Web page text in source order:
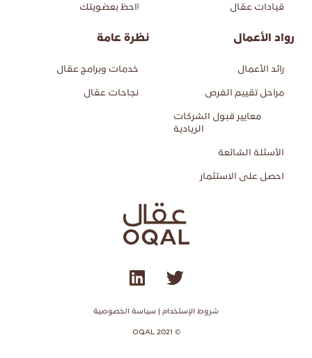
شروط الإستخدام | سياسة الخصوصية
© 2021 OQAL
نظرة عامة
خدمات وبرامج عقال
نجاحات عقال
رواد الأعمال
رائد الأعمال
مراحل تقييم الفرص
معايير قبول الشركات
الريادية
الأسئلة الشائعة
احصل على الاستثمار​
!احظ بعضويتك قيادات عقال